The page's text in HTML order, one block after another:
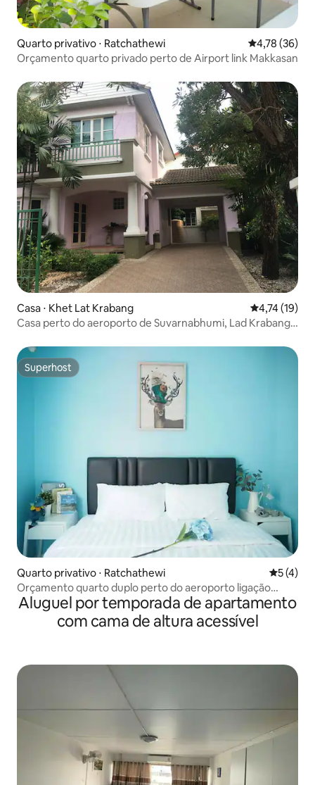
Quarto privativo ⋅ Ratchathewi 4,78 de uma
4,78 (36)
Orçamento quarto privado perto de Airport link Makkasan
Casa ⋅ Khet Lat Krabang 4,74 de uma
4,74 (19)
Casa perto do aeroporto de Suvarnabhumi, Lad Krabang,
Superhost
Superhost
Quarto privativo ⋅ Ratchathewi 5 de
5 (4)
Orçamento quarto duplo perto do aeroporto ligação
Makkasan
Aluguel por temporada de apartamento
com cama de altura acessível